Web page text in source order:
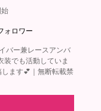
ォロワー
バー兼レースアンバ
でも活動していま
ます💕｜無断転載禁